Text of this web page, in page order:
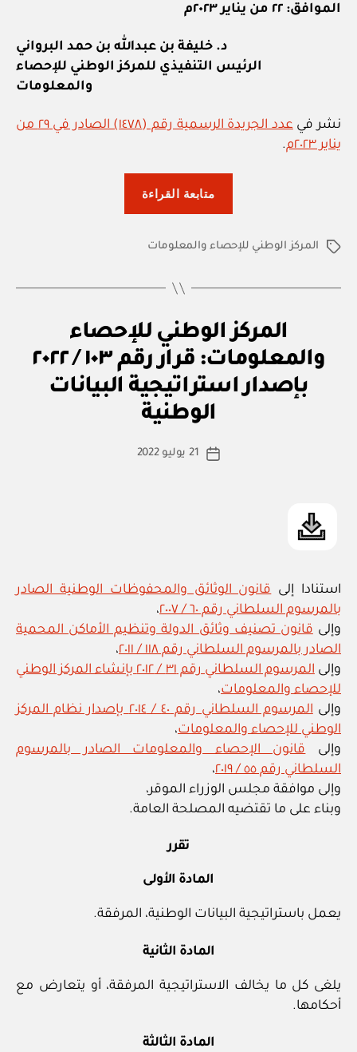
الموافق: ٢٢ من يناير ٢٠٢٣م
د. خليفة بن عبدالله بن حمد البرواني
الرئيس التنفيذي للمركز الوطني للإحصاء
والمعلومات
نشر في
عدد الجريدة الرسمية رقم (١٤٧٨) الصادر في ٢٩ من
يناير ٢٠٢٣م
.
متابعة القراءة
رقم
/
٢٠٢٣
بإصدار
اللائحة
الوسومالمركز الوطني للإحصاء والمعلومات
التصنيفاتالمركز الوطني للإحصاء
والمعلومات: قرار رقم ١٠٣ / ٢٠٢٢
بإصدار استراتيجية البيانات
الوطنية
كاتب
بو
ا
س
ة
تاريخ
21 يوليو 2022
استنادا إلى قانون الوثائق والمحفوظات الوطنية الصادر
بالمرسوم السلطاني رقم ٦٠ / ٢٠٠٧
،
وإلى قانون تصنيف وثائق الدولة وتنظيم الأماكن المحمية
الصادر بالمرسوم السلطاني رقم ١١٨ / ٢٠١١
،
وإلى
المرسوم السلطاني رقم ٣١ / ٢٠١٢ بإنشاء المركز الوطني
للإحصاء والمعلومات،
وإلى
المرسوم السلطاني رقم ٤٠ / ٢٠١٤ بإصدار نظام المركز
الوطني للإحصاء والمعلومات،
وإلى قانون الإحصاء والمعلومات الصادر بالمرسوم
السلطاني رقم ٥٥ / ٢٠١٩
،
وإلى موافقة مجلس الوزراء الموقر،
وبناء على ما تقتضيه المصلحة العامة.
تقرر
المادة الأولى
يعمل باستراتيجية البيانات الوطنية، المرفقة.
المادة الثانية
يلغى كل ما يخالف الاستراتيجية المرفقة، أو يتعارض مع
أحكامها.
المادة الثالثة